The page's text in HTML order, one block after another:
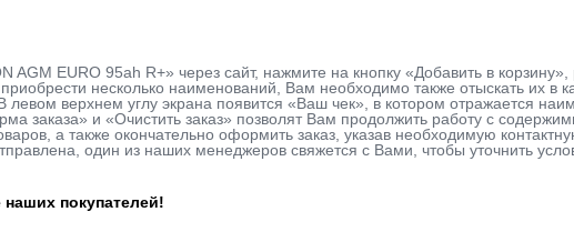
AGM EURO 95ah R+» через сайт, нажмите на кнопку «Добавить в
несколько наименований, Вам необходимо также отыскать их в
левом верхнем углу экрана появится «Ваш чек», в котором отражается
заказа» и «Очистить заказ» позволят Вам продолжить работу с
а также окончательно оформить заказ, указав необходимую
один из наших менеджеров свяжется с Вами, чтобы уточнить
покупателей!